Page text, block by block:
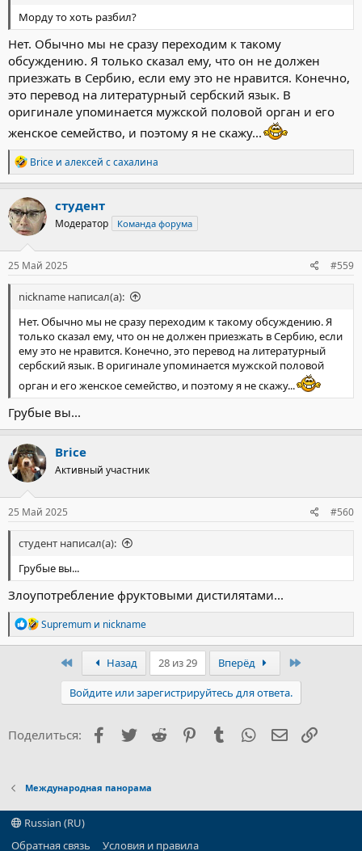
Морду то хоть разбил?
Нет. Обычно мы не сразу переходим к такому
обсуждению. Я только сказал ему, что он не должен
приезжать в Сербию, если ему это не нравится. Конечно,
это перевод на литературный сербский язык. В
оригинале упоминается мужской половой орган и его
женское семейство, и поэтому я не скажу...
Р
е
а
к
ц
и
и
:
Brice и алексей с сахалина
студент
Модератор Команда форума
25 Май 2025 #559
nickname написал(а):
Нет. Обычно мы не сразу переходим к такому обсуждению. Я
только сказал ему, что он не должен приезжать в Сербию, если
ему это не нравится. Конечно, это перевод на литературный
сербский язык. В оригинале упоминается мужской половой
орган и его женское семейство, и поэтому я не скажу...
Грубые вы...
Brice
Активный участник
25 Май 2025 #560
студент написал(а):
Грубые вы...
Злоупотребление фруктовыми дистилятами...
Р
е
а
Supremum и nickname
ПервыйНазад 28 из 29 Вперёд
Войдите или зарегистрируйтесь для ответа.
Поделиться: Facebook
Twitter Reddit PinterestTumblr WhatsApp
Международная панорама
Russian (RU)
Обратная связь
Условия и правила